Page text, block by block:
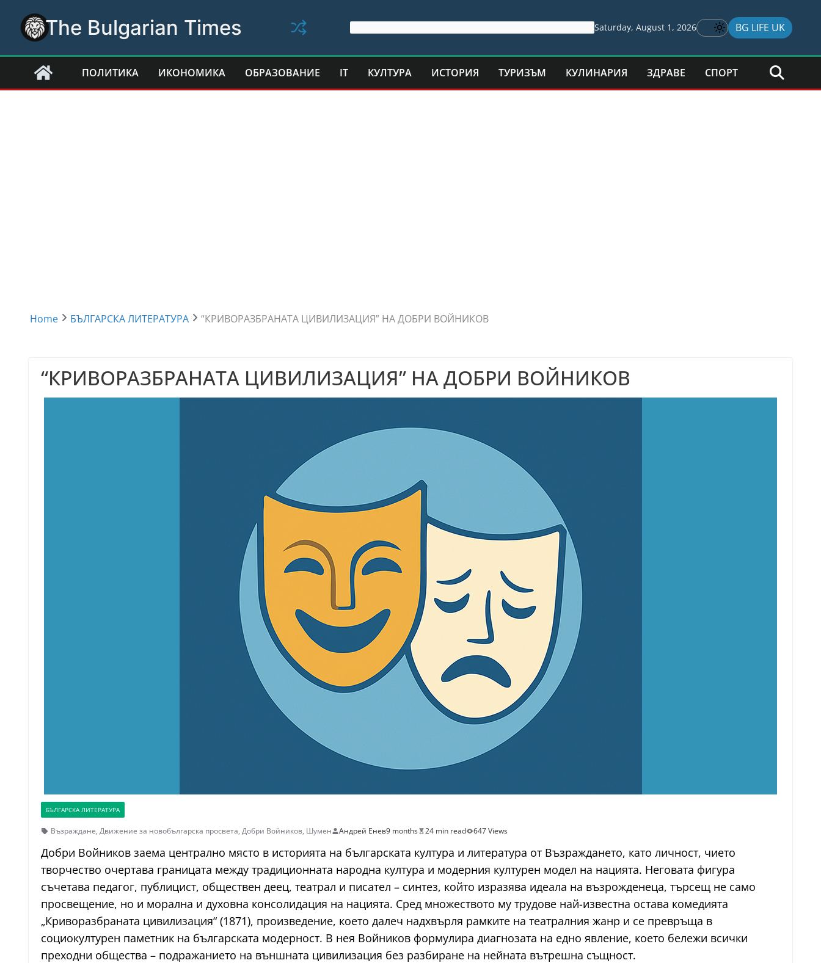
content
The Bulgarian Times Saturday, August 1, 2026 BG LIFE UK
ПОЛИТИКА ИКОНОМИКА ОБРАЗОВАНИЕ IT КУЛТУРА ИСТОРИЯ ТУРИЗЪМ КУЛИНАРИЯ ЗДРАВЕ СПОРТ
Home БЪЛГАРСКА ЛИТЕРАТУРА “КРИВОРАЗБРАНАТА ЦИВИЛИЗАЦИЯ” НА ДОБРИ ВОЙНИКОВ
“КРИВОРАЗБРАНАТА ЦИВИЛИЗАЦИЯ” НА ДОБРИ ВОЙНИКОВ
БЪЛГАРСКА ЛИТЕРАТУРА
Възраждане, Движение за новобългарска просвета, Добри Войников, Шумен Андрей Енев9 months 24 min read 647 Views
Добри Войников заема централно място в историята на българската култура и литература от Възраждането, като личност, чието
творчество очертава границата между традиционната народна култура и модерния културен модел на нацията. Неговата фигура
съчетава педагог, публицист, обществен деец, театрал и писател – синтез, който изразява идеала на възрожденеца, търсещ не само
просвещение, но и морална и духовна консолидация на нацията. Сред множеството му трудове най-известна остава комедията
„Криворазбраната цивилизация“ (1871), произведение, което далеч надхвърля рамките на театралния жанр и се превръща в
социокултурен паметник на българската модерност. В нея Войников формулира диагнозата на едно явление, което бележи всички
преходни общества – подражанието на външната цивилизация без разбиране на нейната вътрешна същност.